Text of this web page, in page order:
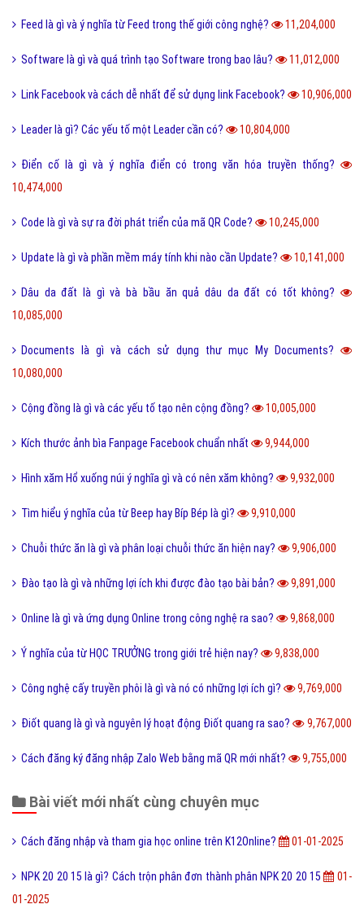
Feed là gì và ý nghĩa từ Feed trong thế giới công nghệ? 11,204,000
Software là gì và quá trình tạo Software trong bao lâu? 11,012,000
Link Facebook và cách dễ nhất để sử dụng link Facebook? 10,906,000
Leader là gì? Các yếu tố một Leader cần có? 10,804,000
Điển cố là gì và ý nghĩa điển có trong văn hóa truyền thống?
10,474,000
Code là gì và sự ra đời phát triển của mã QR Code? 10,245,000
Update là gì và phần mềm máy tính khi nào cần Update? 10,141,000
Dâu da đất là gì và bà bầu ăn quả dâu da đất có tốt không?
10,085,000
Documents là gì và cách sử dụng thư mục My Documents?
10,080,000
Cộng đồng là gì và các yếu tố tạo nên cộng đồng? 10,005,000
Kích thước ảnh bìa Fanpage Facebook chuẩn nhất 9,944,000
Hình xăm Hổ xuống núi ý nghĩa gì và có nên xăm không? 9,932,000
Tìm hiểu ý nghĩa của từ Beep hay Bíp Bép là gì? 9,910,000
Chuỗi thức ăn là gì và phân loại chuỗi thức ăn hiện nay? 9,906,000
Đào tạo là gì và những lợi ích khi được đào tạo bài bản? 9,891,000
Online là gì và ứng dụng Online trong công nghệ ra sao? 9,868,000
Ý nghĩa của từ HỌC TRƯỞNG trong giới trẻ hiện nay? 9,838,000
Công nghệ cấy truyền phôi là gì và nó có những lợi ích gì? 9,769,000
Điốt quang là gì và nguyên lý hoạt động Điốt quang ra sao? 9,767,000
Cách đăng ký đăng nhập Zalo Web bằng mã QR mới nhất? 9,755,000
Bài viết mới nhất cùng chuyên mục
Cách đăng nhập và tham gia học online trên K12Online? 01-01-2025
NPK 20 20 15 là gì? Cách trộn phân đơn thành phân NPK 20 20 15
01-
01-2025